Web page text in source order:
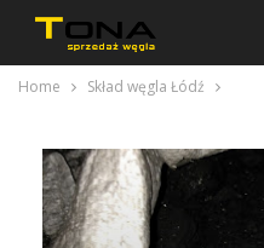
Home Skład węgla Łódź